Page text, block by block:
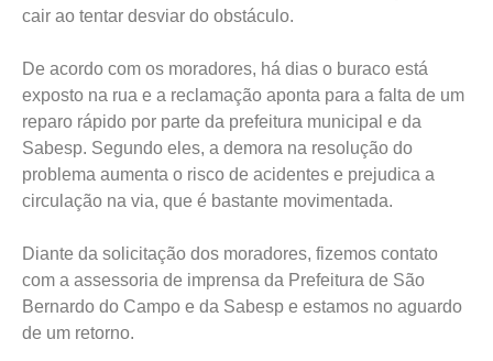
cair ao tentar desviar do obstáculo.
De acordo com os moradores, há dias o buraco está
exposto na rua e a reclamação aponta para a falta de um
reparo rápido por parte da prefeitura municipal e da
Sabesp. Segundo eles, a demora na resolução do
problema aumenta o risco de acidentes e prejudica a
circulação na via, que é bastante movimentada.
Diante da solicitação dos moradores, fizemos contato
com a assessoria de imprensa da Prefeitura de São
Bernardo do Campo e da Sabesp e estamos no aguardo
de um retorno.